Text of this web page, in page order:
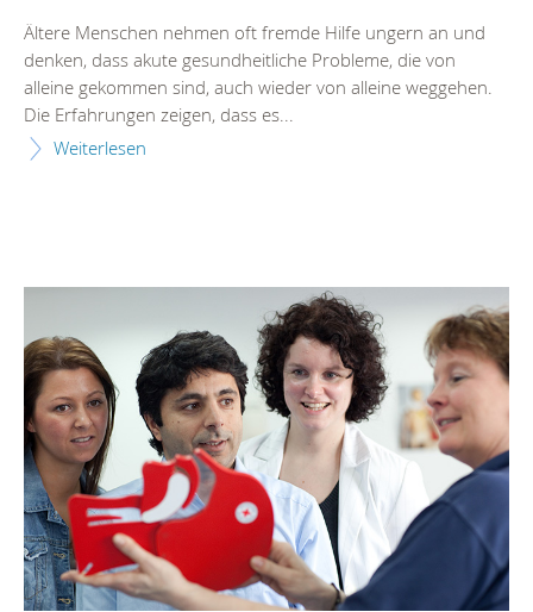
Ältere Menschen nehmen oft fremde Hilfe ungern an und
denken, dass akute gesundheitliche Probleme, die von
alleine gekommen sind, auch wieder von alleine weggehen.
Die Erfahrungen zeigen, dass es...
Weiterlesen